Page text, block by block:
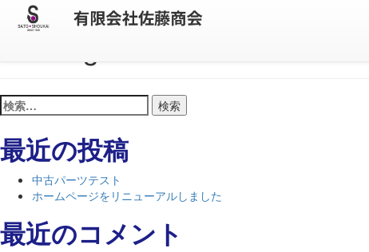
検
索:
最近の投稿
中古パーツテスト
ホームページをリニューアルしました
最近のコメント